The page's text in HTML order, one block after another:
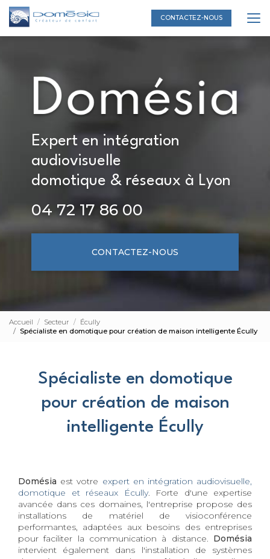
Aller
au
contenu
principal
CONTACTEZ-NOUS
Expert en intégration
audiovisuelle
domotique & réseaux à Lyon
04 72 17 86 00
CONTACTEZ-NOUS
Accueil Secteur
Écully
Spécialiste en domotique pour création de maison intelligente Écully
Spécialiste en domotique
pour création de maison
intelligente Écully
Domésia est votre expert en intégration audiovisuelle,
domotique et réseaux Écully. Forte d'une expertise
avancée dans ces domaines, l'entreprise propose des
installations de matériel de visioconférence
performantes, adaptées aux besoins des entreprises
pour faciliter la communication à distance. Domésia
intervient également dans l'installation de systèmes